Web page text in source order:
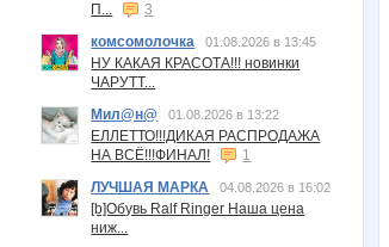
П...
3
комсомолочка
01.08.2026 в 13:45
НУ КАКАЯ КРАСОТА!!! новинки
ЧАРУТТ...
Мил@н@
01.08.2026 в 13:22
ЕЛЛЕТТО!!!ДИКАЯ РАСПРОДАЖА
НА ВСЁ!!!ФИНАЛ!
1
ЛУЧШАЯ МАРКА
04.08.2026 в 16:02
[b]Обувь Ralf Ringer Наша цена
ниж...